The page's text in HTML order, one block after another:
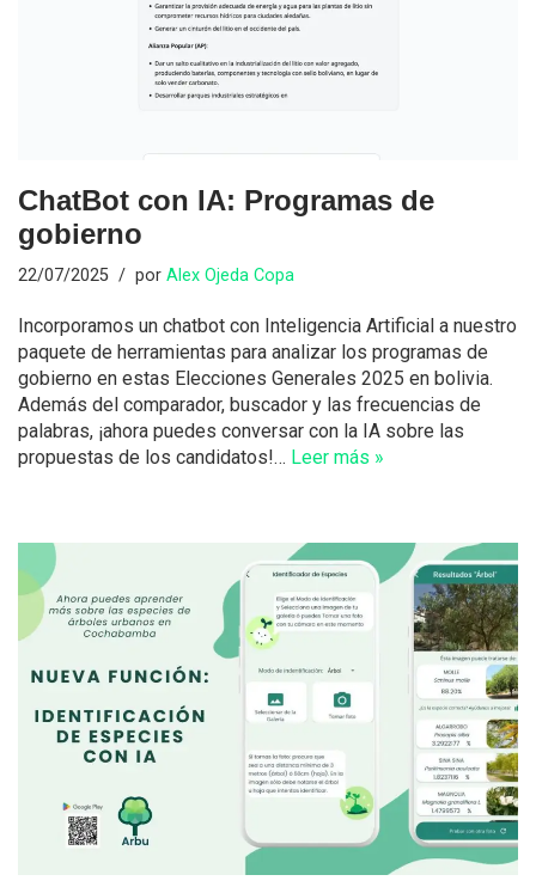
ChatBot con IA: Programas de
gobierno
22/07/2025 por Alex Ojeda Copa
Incorporamos un chatbot con Inteligencia Artificial a nuestro
paquete de herramientas para analizar los programas de
gobierno en estas Elecciones Generales 2025 en bolivia.
Además del comparador, buscador y las frecuencias de
palabras, ¡ahora puedes conversar con la IA sobre las
propuestas de los candidatos!… Leer más »